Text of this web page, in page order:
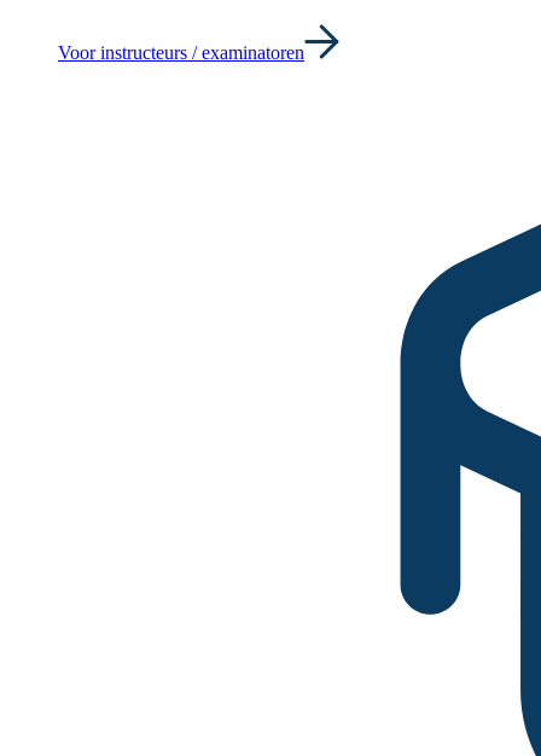
Voor instructeurs / examinatoren